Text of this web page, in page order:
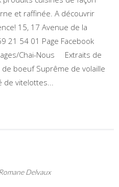
et raffinée. A découvrir
15, 17 Avenue de la
21 54 01 Page Facebook
Chai-Nous Extraits de
boeuf Suprême de volaille
vitelottes...
Romane Delvaux